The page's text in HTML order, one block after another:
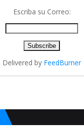
Escriba su Correo:
Delivered by FeedBurner